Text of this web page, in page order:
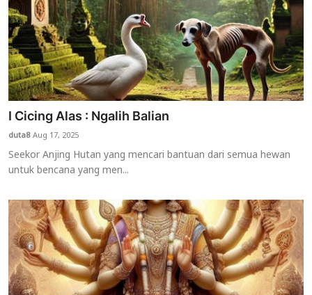
I Cicing Alas : Ngalih Balian
duta8Aug 17, 2025
Seekor Anjing Hutan yang mencari bantuan dari semua hewan
untuk bencana yang men...